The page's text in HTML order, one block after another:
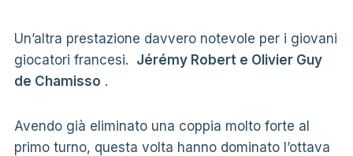
Un’altra prestazione davvero notevole per i giovani
giocatori francesi. Jérémy Robert e Olivier Guy
de Chamisso .
Avendo già eliminato una coppia molto forte al
primo turno, questa volta hanno dominato l’ottava